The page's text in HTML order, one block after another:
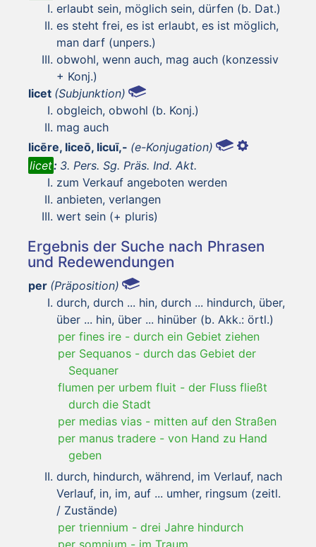
erlaubt sein, möglich sein, dürfen (b. Dat.)
es steht frei, es ist erlaubt, es ist möglich,
man darf (unpers.)
obwohl, wenn auch, mag auch (konzessiv
+ Konj.)
licet (Subjunktion)
obgleich, obwohl (b. Konj.)
mag auch
licēre, liceō, licuī,- (e-Konjugation)
licet: 3. Pers. Sg. Präs. Ind. Akt.
zum Verkauf angeboten werden
anbieten, verlangen
wert sein (+ pluris)
Ergebnis der Suche nach Phrasen
und Redewendungen
per (Präposition)
durch, durch ... hin, durch ... hindurch, über,
über ... hin, über ... hinüber (b. Akk.: örtl.)
per fines ire - durch ein Gebiet ziehen
per Sequanos - durch das Gebiet der
Sequaner
flumen per urbem fluit - der Fluss fließt
durch die Stadt
per medias vias - mitten auf den Straßen
per manus tradere - von Hand zu Hand
geben
durch, hindurch, während, im Verlauf, nach
Verlauf, in, im, auf ... umher, ringsum (zeitl.
/ Zustände)
per triennium - drei Jahre hindurch
per somnium - im Traum